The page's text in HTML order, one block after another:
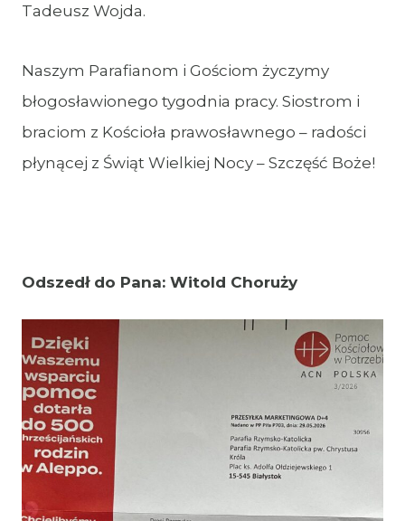
Tadeusz Wojda.
Naszym Parafianom i Gościom życzymy
błogosławionego tygodnia pracy. Siostrom i
braciom z Kościoła prawosławnego – radości
płynącej z Świąt Wielkiej Nocy – Szczęść Boże!
Odszedł do Pana: Witold Choruży